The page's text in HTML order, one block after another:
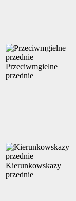
Przeciwmgielne
przednie
Kierunkowskazy
przednie